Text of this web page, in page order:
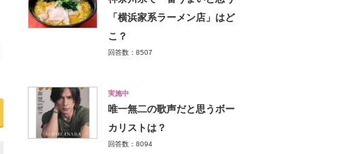
「横浜家系ラーメン店」はど
こ？
回答数：8507
実施中
唯一無二の歌声だと思うボー
カリストは？
回答数：8094